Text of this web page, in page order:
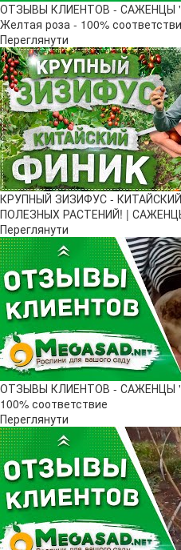
ОТЗЫВЫ КЛИЕНТОВ - САЖЕНЦЫ
Желтая роза - 100%
Переглянути
КРУПНЫЙ ЗИЗИФУС -
ПОЛЕЗНЫХ РАСТЕНИЙ! |
Переглянути
ОТЗЫВЫ КЛИЕНТОВ - САЖЕНЦЫ
100% соответствие
Переглянути